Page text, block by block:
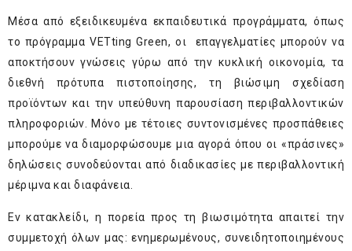
Μέσα από εξειδικευμένα εκπαιδευτικά προγράμματα, όπως
το πρόγραμμα VETting Green, οι επαγγελματίες μπορούν να
αποκτήσουν γνώσεις γύρω από την κυκλική οικονομία, τα
διεθνή πρότυπα πιστοποίησης, τη βιώσιμη σχεδίαση
προϊόντων και την υπεύθυνη παρουσίαση περιβαλλοντικών
πληροφοριών. Μόνο με τέτοιες συντονισμένες προσπάθειες
μπορούμε να διαμορφώσουμε μια αγορά όπου οι «πράσινες»
δηλώσεις συνοδεύονται από διαδικασίες με περιβαλλοντική
μέριμνα και διαφάνεια.
Εν κατακλείδι, η πορεία προς τη βιωσιμότητα απαιτεί την
συμμετοχή όλων μας: ενημερωμένους, συνειδητοποιημένους